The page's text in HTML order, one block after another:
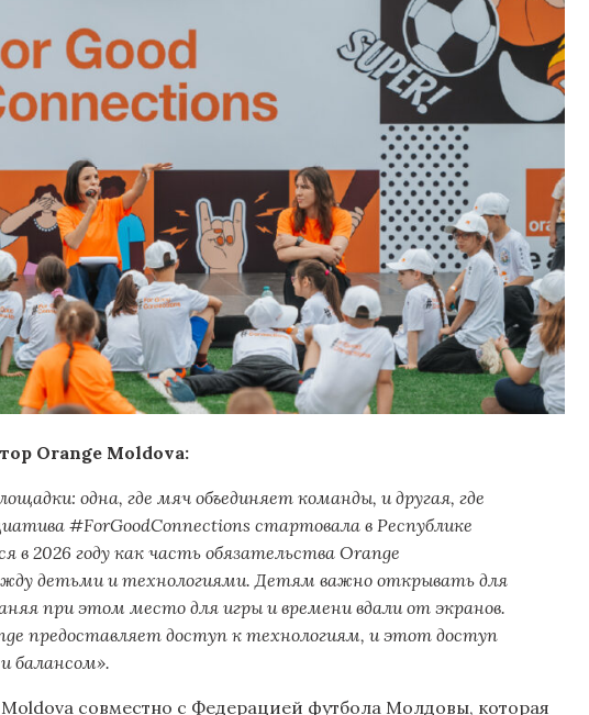
Orange Moldova:
одна, где мяч объединяет команды, и другая, где
#ForGoodConnections стартовала в Республике
в 2026 году как часть обязательства Orange
детьми и технологиями. Детям важно открывать для
при этом место для игры и времени вдали от экранов.
предоставляет доступ к технологиям, и этот доступ
балансом».
совместно с Федерацией футбола Молдовы, которая